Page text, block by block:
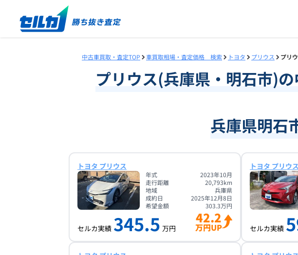
中古車買取・査定TOP 車買取相場・査定価格 検索 トヨタ プリウス プリ
プリウス(兵庫県 ・ 明石市)
兵庫県明石
トヨタ プリウス
年式
2023年10月
走行距離
20,793km
地域
兵庫県
成約日
2025年12月8日
希望金額
303.3万円
セルカ実績 345.5 万円
42.2
万円UP
トヨタ プリウス
セルカ実績